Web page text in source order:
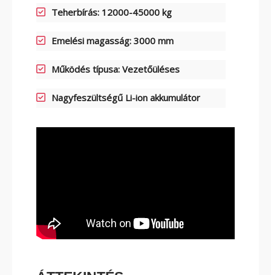
ELEKTROMOS TOLÓOSZLOPOS
TARGONCA
BELTÉRI ELEKTROMOS HOMLOKVILLÁS
Teherbírás: 12000-45000 kg
Emelési magasság: 3000 mm
Működés típusa: Vezetőüléses
Nagyfeszültségű Li-ion akkumulátor